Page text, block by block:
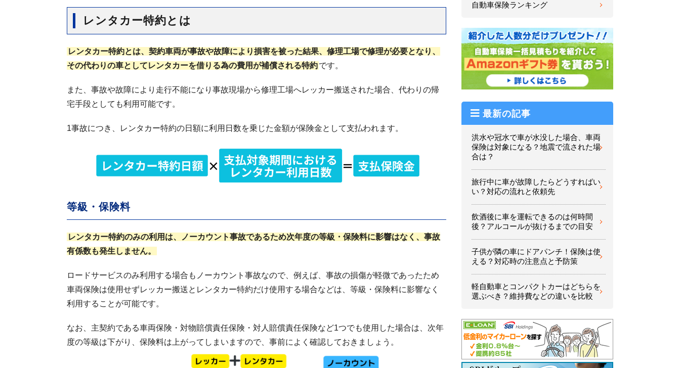
レンタカー特約とは
レンタカー特約とは、契約車両が事故や故障により損害を被った結果、修理工場で修理が必要となり、
その代わりの車としてレンタカーを借りる為の費用が補償される特約です。
また、事故や故障により走行不能になり事故現場から修理工場へレッカー搬送された場合、代わりの帰
宅手段としても利用可能です。
1事故につき、レンタカー特約の日額に利用日数を乗じた金額が保険金として支払われます。
等級・保険料
レンタカー特約のみの利用は、ノーカウント事故であるため次年度の等級・保険料に影響はなく、事故
有係数も発生しません。
ロードサービスのみ利用する場合もノーカウント事故なので、例えば、事故の損傷が軽微であったため
車両保険は使用せずレッカー搬送とレンタカー特約だけ使用する場合などは、等級・保険料に影響なく
利用することが可能です。
なお、主契約である車両保険・対物賠償責任保険・対人賠償責任保険など1つでも使用した場合は、次年
度の等級は下がり、保険料は上がってしまいますので、事前によく確認しておきましょう。
自動車保険ランキング
最新の記事
洪水や冠水で車が水没した場合、車両
保険は対象になる？地震で流された場
合は？
旅行中に車が故障したらどうすればい
い？対応の流れと依頼先
飲酒後に車を運転できるのは何時間
後？アルコールが抜けるまでの目安
子供が隣の車にドアパンチ！保険は使
える？対応時の注意点と予防策
軽自動車とコンパクトカーはどちらを
選ぶべき？維持費などの違いを比較